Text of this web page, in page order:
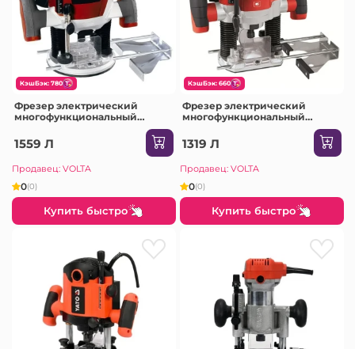
КэшБэк: 780
Фрезер электрический
многофункциональный
Einhell RT-RO 55 1200 Вт 220 В
11000 - 30000 об/мин
1559 Л
Продавец: VOLTA
0(0)
Купить быстро
КэшБэк: 660
Фрезер электрический
многофункциональный
Einhell TH-RO 1100 E 1100 Вт
230 В 30000 об/мин
1319 Л
Продавец: VOLTA
0(0)
Купить быстро